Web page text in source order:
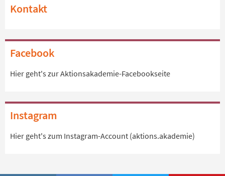
Kontakt
Facebook
Hier geht's zur Aktionsakademie-Facebookseite
Instagram
Hier geht's zum Instagram-Account (aktions.akademie)